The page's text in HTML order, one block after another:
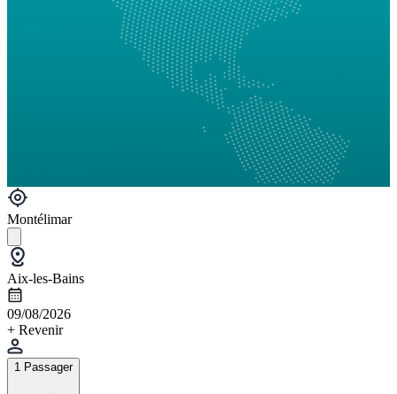
Montélimar
Aix-les-Bains
09/08/2026
+ Revenir
1 Passager